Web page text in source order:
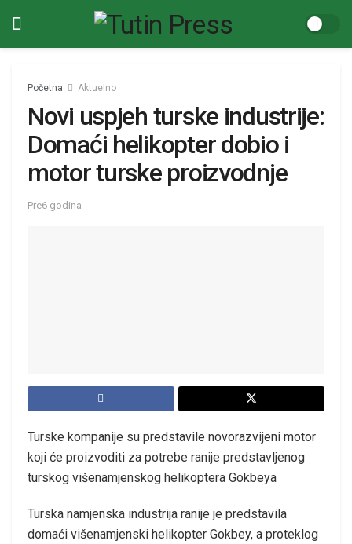
Početna Aktuelno
Novi uspjeh turske industrije:
Domaći helikopter dobio i
motor turske proizvodnje
Pre6 godina
Turske kompanije su predstavile novorazvijeni motor
koji će proizvoditi za potrebe ranije predstavljenog
turskog višenamjenskog helikoptera Gokbeya
Turska namjenska industrija ranije je predstavila
domaći višenamjenski helikopter Gokbey, a proteklog